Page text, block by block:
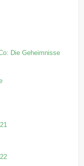
Die Geheimnisse